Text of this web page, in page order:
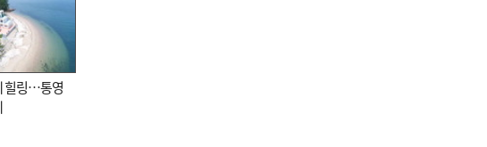
힐링…통영